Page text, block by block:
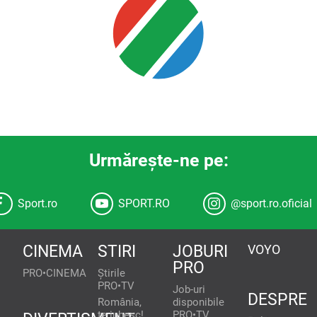
Urmăreşte-ne pe:
Sport.ro SPORT.RO @sport.ro.oficial
CINEMA
PRO•CINEMA
STIRI
Știrile
PRO•TV
România,
JOBURI
PRO
Job-uri
disponibile
VOYO
DESPRE